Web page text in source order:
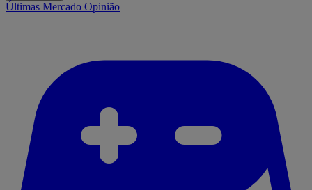
Últimas Mercado Opinião